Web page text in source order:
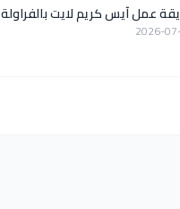
عمل آيس كريم لايت بالفراولة
2026-